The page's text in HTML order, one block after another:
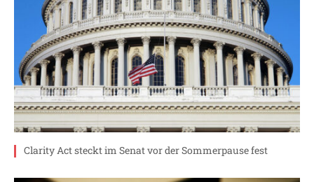
Clarity Act steckt im Senat vor der Sommerpause fest